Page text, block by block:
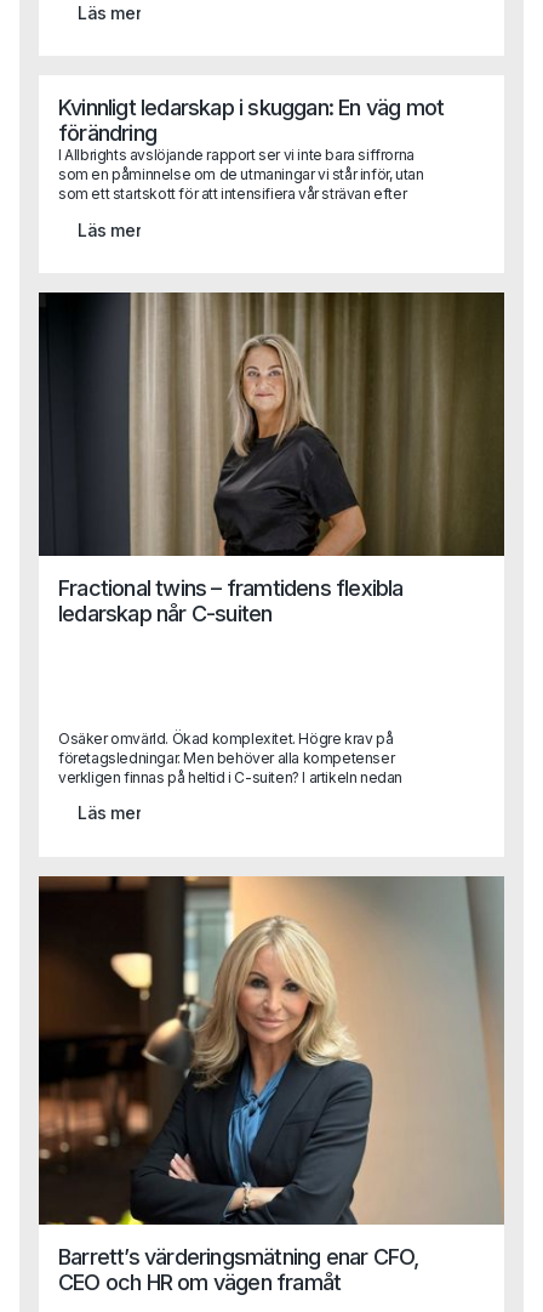
digitalt. Men det gör vi. Och aspekterna att ta hänsyn till har
Läs mer
Kvinnligt ledarskap i skuggan: En väg mot
förändring
I Allbrights avslöjande rapport ser vi inte bara siffrorna
som en påminnelse om de utmaningar vi står inför, utan
som ett startskott för att intensifiera vår strävan efter
att omsätta rapportens insikter i praktisk handling.
Läs mer
Fractional twins – framtidens flexibla
ledarskap når C-suiten
Osäker omvärld. Ökad komplexitet. Högre krav på
företagsledningar. Men behöver alla kompetenser
verkligen finnas på heltid i C-suiten? I artikeln nedan
“fractional twinning” vilket handlar om hur erfarna
Läs mer
Barrett’s värderingsmätning enar CFO,
CEO och HR om vägen framåt